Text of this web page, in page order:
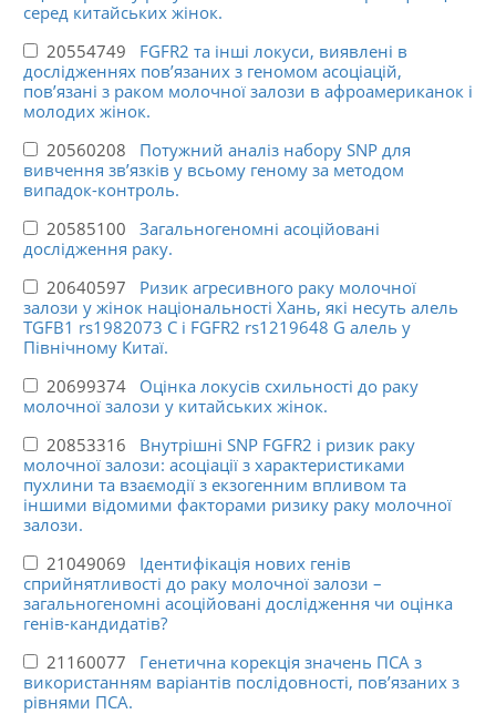
серед китайських жінок.
20554749 FGFR2 та інші локуси, виявлені в
дослідженнях пов’язаних з геномом асоціацій,
пов’язані з раком молочної залози в афроамериканок і
молодих жінок.
20560208 Потужний аналіз набору SNP для
вивчення зв’язків у всьому геному за методом
випадок-контроль.
20585100 Загальногеномні асоційовані
дослідження раку.
20640597 Ризик агресивного раку молочної
залози у жінок національності Хань, які несуть алель
TGFB1 rs1982073 C і FGFR2 rs1219648 G алель у
Північному Китаї.
20699374 Оцінка локусів схильності до раку
молочної залози у китайських жінок.
20853316 Внутрішні SNP FGFR2 і ризик раку
молочної залози: асоціації з характеристиками
пухлини та взаємодії з екзогенним впливом та
іншими відомими факторами ризику раку молочної
залози.
21049069 Ідентифікація нових генів
сприйнятливості до раку молочної залози –
загальногеномні асоційовані дослідження чи оцінка
генів-кандидатів?
21160077 Генетична корекція значень ПСА з
використанням варіантів послідовності, пов’язаних з
рівнями ПСА.